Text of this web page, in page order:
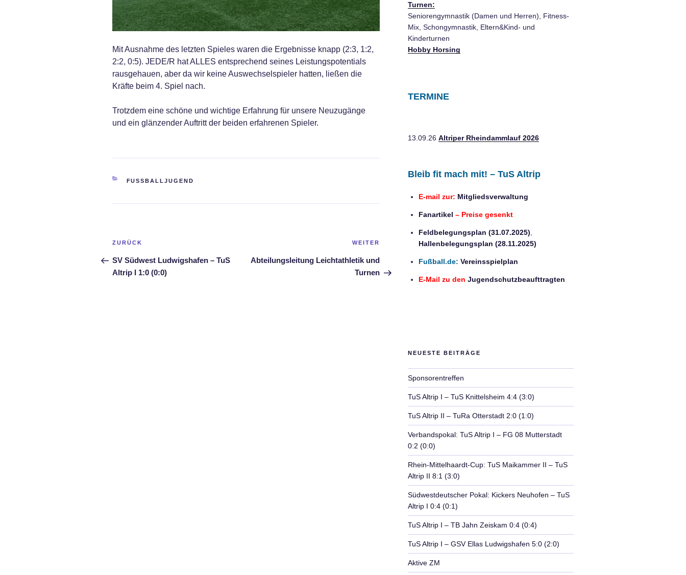
Mit Ausnahme des letzten Spieles waren die Ergebnisse knapp (2:3, 1:2,
2:2, 0:5). JEDE/R hat ALLES entsprechend seines Leistungspotentials
rausgehauen, aber da wir keine Auswechselspieler hatten, ließen die
Kräfte beim 4. Spiel nach.
Trotzdem eine schöne und wichtige Erfahrung für unsere Neuzugänge
und ein glänzender Auftritt der beiden erfahrenen Spieler.
KATEGORIEN
FUSSBALLJUGEND
Beitragsnavigation
Vorheriger
ZURÜCK
SV Südwest Ludwigshafen – TuS
Altrip I 1:0 (0:0)
WEITER
Abteilungsleitung Leichtathletik und
Turnen
Turnen:
Seniorengymnastik (Damen und Herren), Fitness-
Mix, Schongymnastik, Eltern&Kind- und
Kinderturnen
Hobby Horsing
TERMINE
13.09.26 Altriper Rheindammlauf 2026
Bleib fit mach mit! – TuS Altrip
E-mail zur: Mitgliedsverwaltung
Fanartikel – Preise gesenkt
Feldbelegungsplan (31.07.2025)
Hallenbelegungsplan (28.11.2025)
Fußball.de: Vereinsspielplan
E-Mail zu den Jugendschutzbeaufttragten
NEUESTE BEITRÄGE
Sponsorentreffen
TuS Altrip I – TuS Knittelsheim 4:4 (3:0)
TuS Altrip II – TuRa Otterstadt 2:0 (1:0)
Verbandspokal: TuS Altrip I – FG 08 Mutterstadt
0:2 (0:0)
Rhein-Mittelhaardt-Cup: TuS Maikammer II – TuS
Altrip II 8:1 (3:0)
Südwestdeutscher Pokal: Kickers Neuhofen – TuS
Altrip I 0:4 (0:1)
TuS Altrip I – TB Jahn Zeiskam 0:4 (0:4)
TuS Altrip I – GSV Ellas Ludwigshafen 5:0 (2:0)
Aktive ZM